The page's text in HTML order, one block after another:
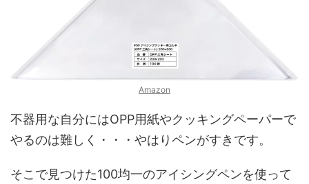
Amazon
不器用な自分にはOPP用紙やクッキングペーパーで
やるのは難しく・・・やはりペンがすきです。
そこで見つけた100均一のアイシングペンを使って